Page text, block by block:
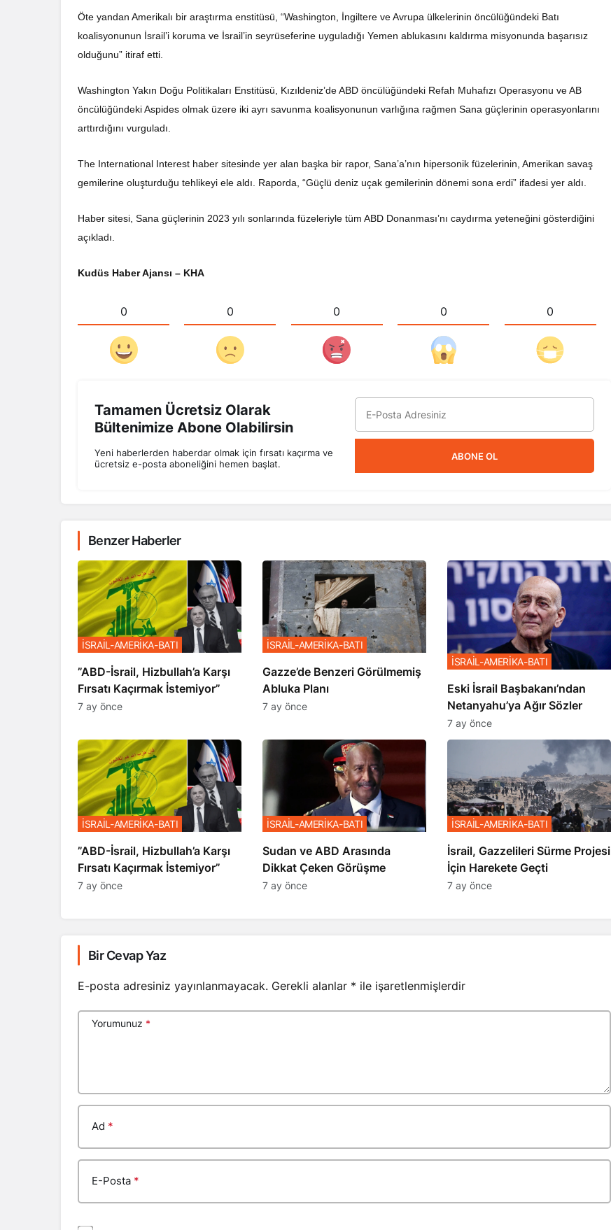
Öte yandan Amerikalı bir araştırma enstitüsü, “Washington, İngiltere ve Avrupa ülkelerinin öncülüğündeki Batı
koalisyonunun İsrail’i koruma ve İsrail’in seyrüseferine uyguladığı Yemen ablukasını kaldırma misyonunda başarısız
olduğunu” itiraf etti.
Washington Yakın Doğu Politikaları Enstitüsü, Kızıldeniz’de ABD öncülüğündeki Refah Muhafızı Operasyonu ve AB
öncülüğündeki Aspides olmak üzere iki ayrı savunma koalisyonunun varlığına rağmen Sana güçlerinin operasyonlarını
arttırdığını vurguladı.
The International Interest haber sitesinde yer alan başka bir rapor, Sana’a’nın hipersonik füzelerinin, Amerikan savaş
gemilerine oluşturduğu tehlikeyi ele aldı. Raporda, “Güçlü deniz uçak gemilerinin dönemi sona erdi” ifadesi yer aldı.
Haber sitesi, Sana güçlerinin 2023 yılı sonlarında füzeleriyle tüm ABD Donanması’nı caydırma yeteneğini gösterdiğini
açıkladı.
Kudüs Haber Ajansı – KHA
0 0 0 0 0
Tamamen Ücretsiz Olarak
Bültenimize Abone Olabilirsin
Yeni haberlerden haberdar olmak için fırsatı kaçırma ve
ücretsiz e-posta aboneliğini hemen başlat.
ABONE OL
Benzer Haberler
​​​​​​​”ABD-İsrail, Hizbullah’a Karşı
Fırsatı Kaçırmak İstemiyor”
İSRAİL-AMERİKA-BATI
7 ay önce
​​​​​​​Gazze’de Benzeri Görülmemiş
Abluka Planı
İSRAİL-AMERİKA-BATI
7 ay önce
Eski İsrail Başbakanı’ndan
Netanyahu’ya Ağır Sözler
İSRAİL-AMERİKA-BATI
7 ay önce
​​​​​​​”ABD-İsrail, Hizbullah’a Karşı
Fırsatı Kaçırmak İstemiyor”
İSRAİL-AMERİKA-BATI
7 ay önce
Sudan ve ABD Arasında
Dikkat Çeken Görüşme
İSRAİL-AMERİKA-BATI
7 ay önce
İsrail, Gazzelileri Sürme Projesi
İçin Harekete Geçti
İSRAİL-AMERİKA-BATI
7 ay önce
Bir Cevap Yaz
E-posta adresiniz yayınlanmayacak. Gerekli alanlar * ile işaretlenmişlerdir
Yorumunuz *
Ad *
E-Posta *